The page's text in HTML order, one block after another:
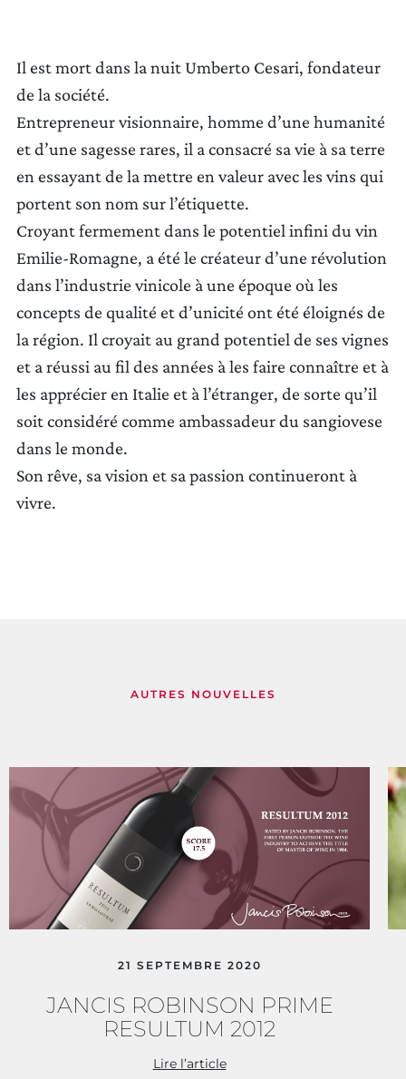
METTRE À JOUR LES PRÉFÉRENCES
Il est mort dans la nuit Umberto Cesari, fondateur
de la société.
Entrepreneur visionnaire, homme d’une humanité
et d’une sagesse rares, il a consacré sa vie à sa terre
en essayant de la mettre en valeur avec les vins qui
portent son nom sur l’étiquette.
Croyant fermement dans le potentiel infini du vin
Emilie-Romagne, a été le créateur d’une révolution
dans l’industrie vinicole à une époque où les
concepts de qualité et d’unicité ont été éloignés de
la région. Il croyait au grand potentiel de ses vignes
et a réussi au fil des années à les faire connaître et à
les apprécier en Italie et à l’étranger, de sorte qu’il
soit considéré comme ambassadeur du sangiovese
dans le monde.
Son rêve, sa vision et sa passion continueront à
vivre.
AUTRES NOUVELLES
21 SEPTEMBRE 2020
JANCIS ROBINSON PRIME
RESULTUM 2012
Lire l’article